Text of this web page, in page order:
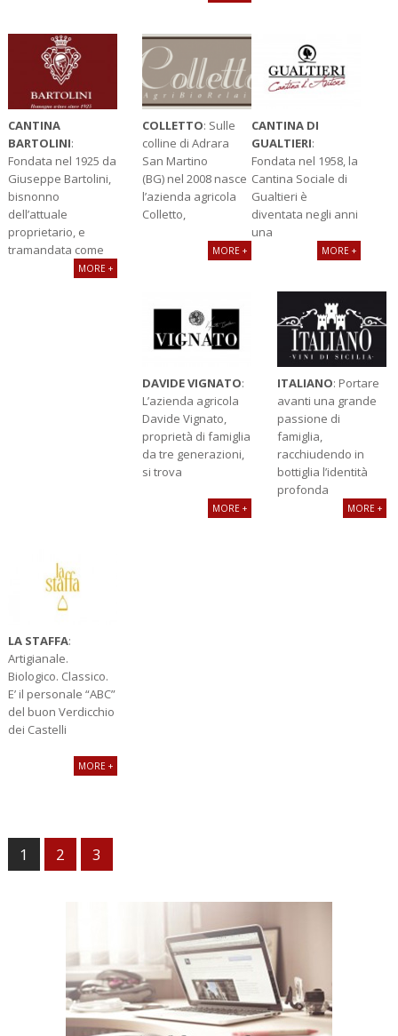
CANTINA
BARTOLINI:
Fondata nel 1925 da
Giuseppe Bartolini,
bisnonno
dell’attuale
proprietario, e
tramandata come
MORE +
COLLETTO: Sulle
colline di Adrara
San Martino
(BG) nel 2008 nasce
l’azienda agricola
Colletto,
MORE +
CANTINA DI
GUALTIERI:
Fondata nel 1958, la
Cantina Sociale di
Gualtieri è
diventata negli anni
una
MORE +
DAVIDE VIGNATO:
L’azienda agricola
Davide Vignato,
proprietà di famiglia
da tre generazioni,
si trova
MORE +
ITALIANO: Portare
avanti una grande
passione di
famiglia,
racchiudendo in
bottiglia l’identità
profonda
MORE +
LA STAFFA:
Artigianale.
Biologico. Classico.
E’ il personale “ABC”
del buon Verdicchio
dei Castelli
MORE +
1 2 3